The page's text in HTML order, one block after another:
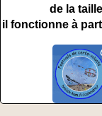
de la
il fonctionne à